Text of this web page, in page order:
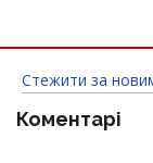
Стежити за
Коментарі